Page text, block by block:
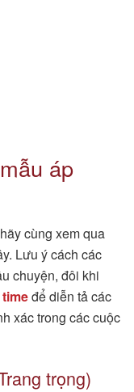
áp
cùng xem qua
Lưu ý cách các
chuyện, đôi khi
để diễn tả các
xác trong các cuộc
trọng)